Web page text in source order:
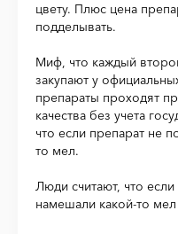
цвету. Плюс цена
подделывать.
Миф, что каждый
закупают у
препараты проходят
качества без учета
что если препарат не
то мел.
Люди считают, что
намешали какой-то мел